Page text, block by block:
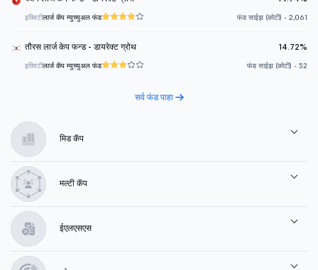
इक्विटीलार्ज कॅप म्युच्युअल फंड फंड साईझ (कोटी) - 2,061
तौरस लार्ज केप फन्ड - डायरेक्ट ग्रोथ 14.72%
इक्विटीलार्ज कॅप म्युच्युअल फंड फंड साईझ (कोटी) - 52
सर्व फंड पाहा
मिड कॅप
मल्टी कॅप
ईएलएसएस